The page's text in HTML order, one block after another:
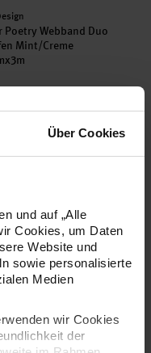
Über Cookies
und auf „Alle
Cookies, um Daten
Website und
sowie personalisierte
Medien
wir Cookies
der
Poetry Webband Duo
Mint/Creme
€
(1,00 € / 1 m)
Blumen